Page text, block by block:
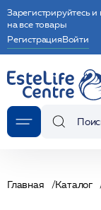
Зарегистрируйтесь
на все товары
РегистрацияВойти
Главная Каталог